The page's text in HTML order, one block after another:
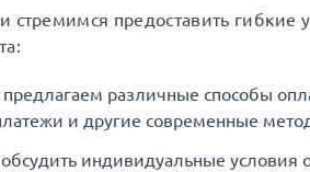
предоставить гибкие
различные способы
и другие современные
индивидуальные условия